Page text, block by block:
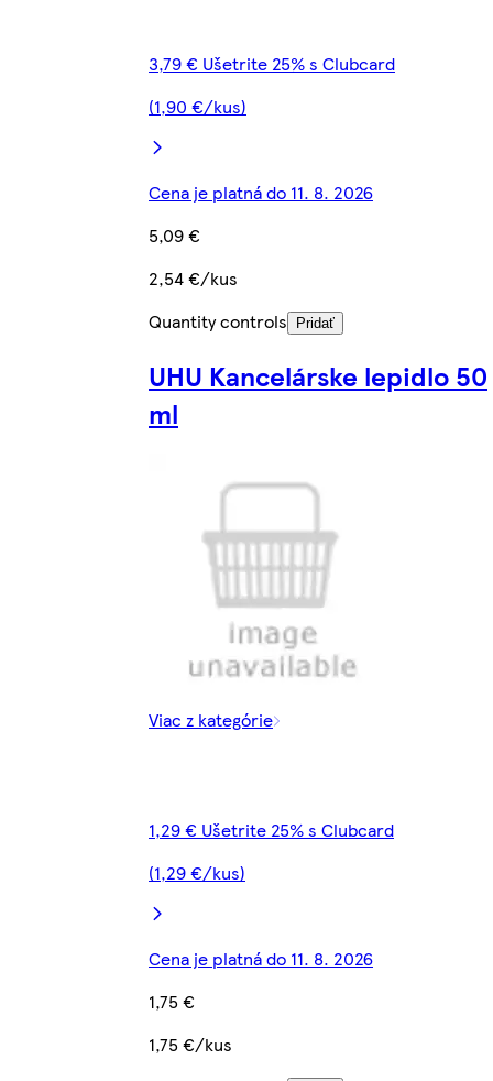
3,79 € Ušetrite 25% s Clubcard
(1,90 €/kus)
Cena je platná do 11. 8. 2026
5,09 €
2,54 €/kus
Quantity controls
Pridať
UHU Kancelárske lepidlo 50
ml
Viac z kategórie
1,29 € Ušetrite 25% s Clubcard
(1,29 €/kus)
Cena je platná do 11. 8. 2026
1,75 €
1,75 €/kus